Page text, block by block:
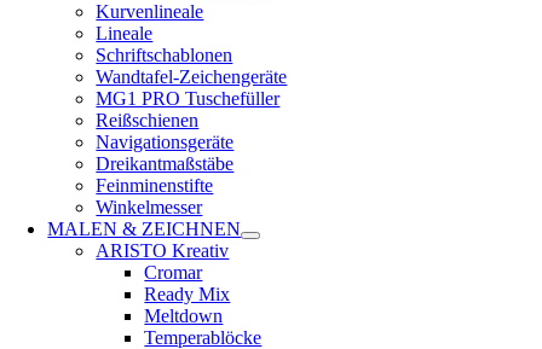
Kurvenlineale
Lineale
Schriftschablonen
Wandtafel-Zeichengeräte
MG1 PRO Tuschefüller
Reißschienen
Navigationsgeräte
Dreikantmaßstäbe
Feinminenstifte
Winkelmesser
MALEN & ZEICHNEN
ARISTO Kreativ
Cromar
Ready Mix
Meltdown
Temperablöcke